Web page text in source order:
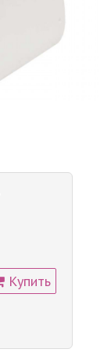
Купить